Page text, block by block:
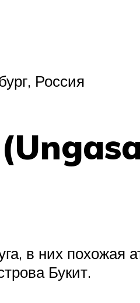
Россия
в них похожая
Букит.